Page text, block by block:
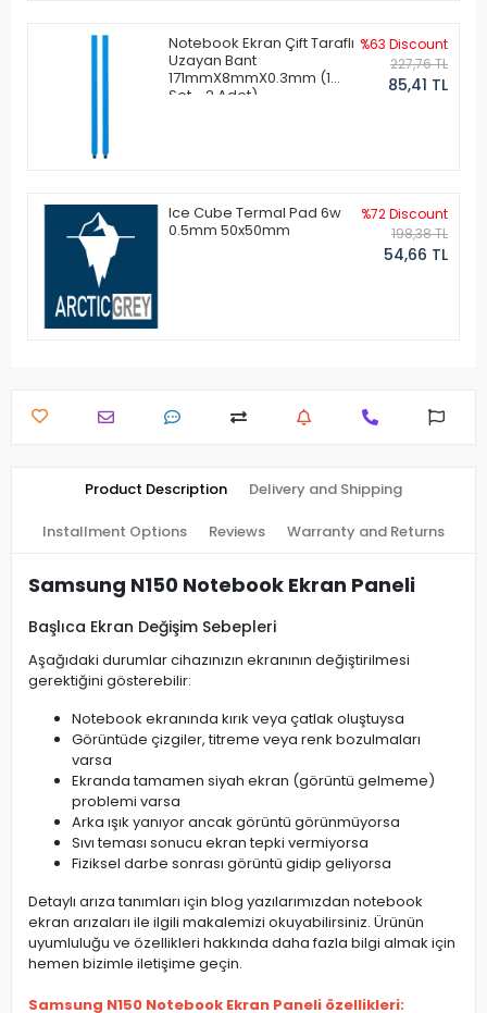
Notebook Ekran Çift Taraflı
Uzayan Bant
171mmX8mmX0.3mm (1
Set - 2 Adet)
%63 Discount
227,76 TL
85,41 TL
Ice Cube Termal Pad 6w
0.5mm 50x50mm
%72 Discount
198,38 TL
54,66 TL
Product Description Delivery and Shipping
Installment Options Reviews Warranty and Returns
Samsung N150 Notebook Ekran Paneli
Başlıca Ekran Değişim Sebepleri
Aşağıdaki durumlar cihazınızın ekranının değiştirilmesi
gerektiğini gösterebilir:
Notebook ekranında kırık veya çatlak oluştuysa
Görüntüde çizgiler, titreme veya renk bozulmaları
varsa
Ekranda tamamen siyah ekran (görüntü gelmeme)
problemi varsa
Arka ışık yanıyor ancak görüntü görünmüyorsa
Sıvı teması sonucu ekran tepki vermiyorsa
Fiziksel darbe sonrası görüntü gidip geliyorsa
Detaylı arıza tanımları için blog yazılarımızdan notebook
ekran arızaları ile ilgili makalemizi okuyabilirsiniz. Ürünün
uyumluluğu ve özellikleri hakkında daha fazla bilgi almak için
hemen bizimle iletişime geçin.
Samsung N150 Notebook Ekran Paneli özellikleri: